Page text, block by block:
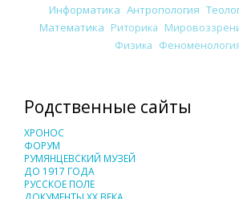
Информатика Антропология
Математика Риторика
Физика
Родственные сайты
ХРОНОС
ФОРУМ
РУМЯНЦЕВСКИЙ МУЗЕЙ
ДО 1917 ГОДА
РУССКОЕ ПОЛЕ